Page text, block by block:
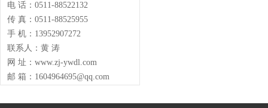
电 话：0511-88522132
传 真：0511-88525955
手 机：13952907272
联系人：黄 涛
网 址：www.zj-ywdl.com
邮 箱：1604964695@qq.com